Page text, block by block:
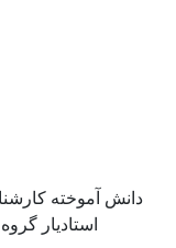
دانش آموخته
استادیار